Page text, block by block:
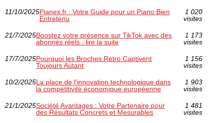
11/10/2025Pianex.fr : Votre Guide pour un Piano Bien
Entretenu
1 020
visites
21/7/2025Boostez votre présence sur TikTok avec des
abonnés réels : lire la suite
1 173
visites
17/7/2025Pourquoi les Broches Rétro Captivent
Toujours Autant
1 156
visites
10/2/2025La place de l'innovation technologique dans
la compétitivité économique européenne
1 903
visites
21/1/2025Société Avantages : Votre Partenaire pour
des Résultats Concrets et Mesurables
1 481
visites